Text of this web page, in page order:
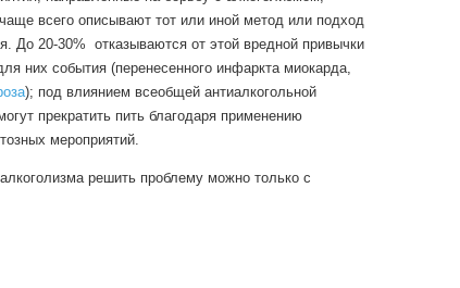
всего описывают тот или иной метод или подход
До 20-30% отказываются от этой вредной привычки
них события (перенесенного инфаркта миокарда,
); под влиянием всеобщей антиалкогольной
прекратить пить благодаря применению
мероприятий.
решить проблему можно только с